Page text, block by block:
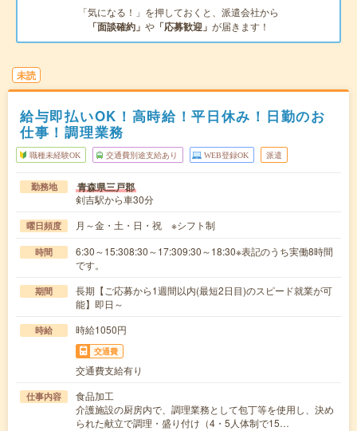
「気になる！」を押しておくと、派遣会社から
「面談確約」 や 「応募歓迎」 が届きます！
未読
給与即払いOK！高時給！平日休み！日勤のお
仕事！調理業務
職種未経験OK 交通費別途支給あり WEB登録OK 派遣
勤務地 青森県三戸郡
剣吉駅から車30分
曜日頻度 月～金・土・日・祝 ※シフト制
時間
6:30～15:308:30～17:309:30～18:30※表記のうち実働8時間
です。
期間
長期【ご応募から1週間以内(最短2日目)のスピード就業が可
能】即日～
時給 時給1050円
交通費
交通費支給有り
仕事内容
食品加工
介護施設の厨房内で、調理業務として包丁等を使用し、決め
られた献立で調理・盛り付け（4・5人体制で15…